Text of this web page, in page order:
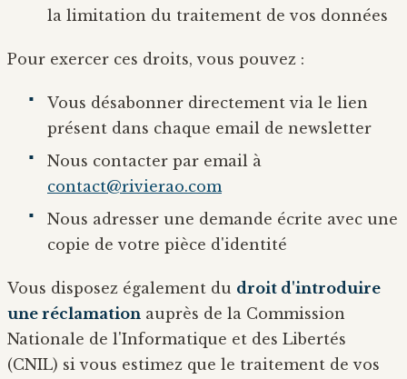
la limitation du traitement de vos données
Pour exercer ces droits, vous pouvez :
Vous désabonner directement via le lien
présent dans chaque email de newsletter
Nous contacter par email à
contact@rivierao.com
Nous adresser une demande écrite avec une
copie de votre pièce d'identité
Vous disposez également du droit d'introduire
une réclamation auprès de la Commission
Nationale de l'Informatique et des Libertés
(CNIL) si vous estimez que le traitement de vos